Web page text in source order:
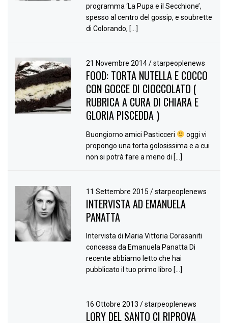
programma ‘La Pupa e il Secchione’,
spesso al centro del gossip, e soubrette
di Colorando, […]
21 Novembre 2014/ starpeoplenews
FOOD: TORTA NUTELLA E COCCO
CON GOCCE DI CIOCCOLATO (
RUBRICA A CURA DI CHIARA E
GLORIA PISCEDDA )
Buongiorno amici Pasticceri
oggi vi
propongo una torta golosissima e a cui
non si potrà fare a meno di […]
11 Settembre 2015/ starpeoplenews
INTERVISTA AD EMANUELA
PANATTA
Intervista di Maria Vittoria Corasaniti
concessa da Emanuela Panatta Di
recente abbiamo letto che hai
pubblicato il tuo primo libro […]
16 Ottobre 2013/ starpeoplenews
LORY DEL SANTO CI RIPROVA